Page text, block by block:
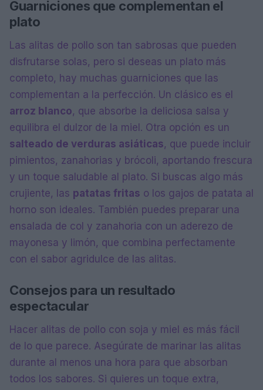
Guarniciones que complementan el
plato
Las alitas de pollo son tan sabrosas que pueden
disfrutarse solas, pero si deseas un plato más
completo, hay muchas guarniciones que las
complementan a la perfección. Un clásico es el
arroz blanco, que absorbe la deliciosa salsa y
equilibra el dulzor de la miel. Otra opción es un
salteado de verduras asiáticas, que puede incluir
pimientos, zanahorias y brócoli, aportando frescura
y un toque saludable al plato. Si buscas algo más
crujiente, las patatas fritas o los gajos de patata al
horno son ideales. También puedes preparar una
ensalada de col y zanahoria con un aderezo de
mayonesa y limón, que combina perfectamente
con el sabor agridulce de las alitas.
Consejos para un resultado
espectacular
Hacer alitas de pollo con soja y miel es más fácil
de lo que parece. Asegúrate de marinar las alitas
durante al menos una hora para que absorban
todos los sabores. Si quieres un toque extra,